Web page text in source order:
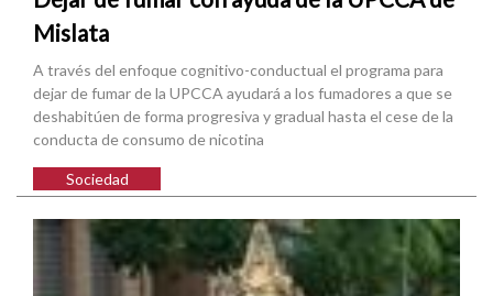
Mislata
A través del enfoque cognitivo-conductual el programa para
dejar de fumar de la UPCCA ayudará a los fumadores a que se
deshabitúen de forma progresiva y gradual hasta el cese de la
conducta de consumo de nicotina
Sociedad